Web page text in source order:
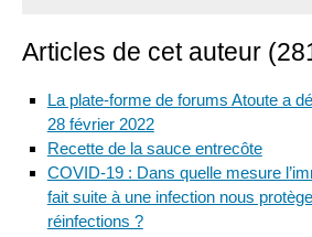
Articles de cet auteur
La plate-forme de forums Atoute a
28 février 2022
Recette de la sauce entrecôte
COVID-19 : Dans quelle mesure
fait suite à une infection nous
réinfections ?